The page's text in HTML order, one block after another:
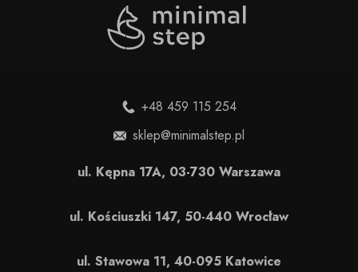
+48 459 115 254
sklep@minimalstep.pl
ul. Kępna 17A, 03-730 Warszawa
ul. Kościuszki 147, 50-440 Wrocław
ul. Stawowa 11, 40-095 Katowice